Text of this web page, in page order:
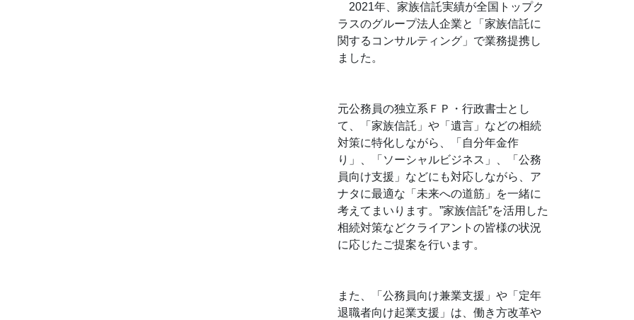
2021年、家族信託実績が全国トップク
ラスのグループ法人企業と「家族信託に
関するコンサルティング」で業務提携し
ました。
元公務員の独立系ＦＰ・行政書士とし
て、「家族信託」や「遺言」などの相続
対策に特化しながら、「自分年金作
り」、「ソーシャルビジネス」、「公務
員向け支援」などにも対応しながら、ア
ナタに最適な「未来への道筋」を一緒に
考えてまいります。”家族信託”を活用した
相続対策などクライアントの皆様の状況
に応じたご提案を行います。
また、「公務員向け兼業支援」や「定年
退職者向け起業支援」は、働き方改革や